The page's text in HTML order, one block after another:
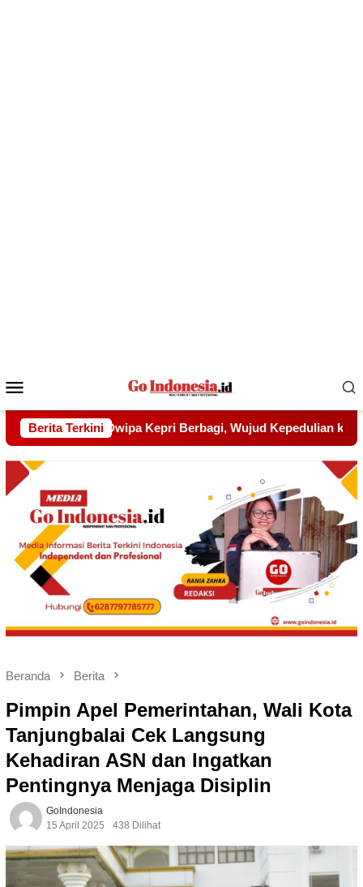
Mobile
Berita Terkini
Kepedulian kepada Pondok Tahfidz Yatim dan Dhuafa Al-
Beranda Berita
Pimpin Apel Pemerintahan, Wali Kota
Tanjungbalai Cek Langsung
Kehadiran ASN dan Ingatkan
Pentingnya Menjaga Disiplin
GoIndonesia
15 April 2025
438 Dilihat